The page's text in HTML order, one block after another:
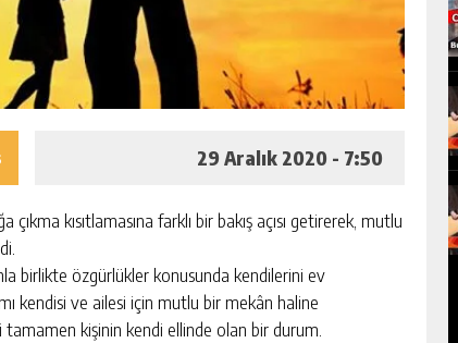
29 Aralık 2020 - 7:50
kısıtlamasına farklı bir bakış açısı getirerek, mutlu
birlikte özgürlükler konusunda kendilerini ev
kendisi ve ailesi için mutlu bir mekân haline
kişinin kendi ellinde olan bir durum.